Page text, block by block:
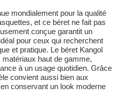
mondialement pour la qualité
et ce béret ne fait pas
conçue garantit un
pour ceux qui recherchent
et pratique. Le béret Kangol
haut de gamme,
à un usage quotidien. Grâce
convient aussi bien aux
conservant un look moderne